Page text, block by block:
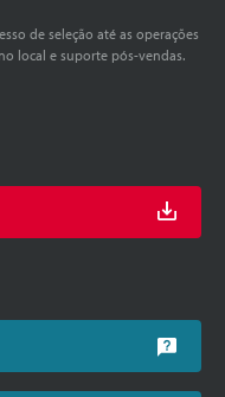
de seleção até as operações
local e suporte pós-vendas.